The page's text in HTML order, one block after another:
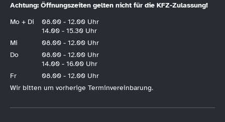
Achtung: Öffnungszeiten gelten nicht für die KFZ-Zulassung!
Mo + Di
08.00 - 12.00 Uhr
14.00 - 15.30 Uhr
Mi
08.00 - 12.00 Uhr
Do
08.00 - 12.00 Uhr
14.00 - 16.00 Uhr
Fr
08.00 - 12.00 Uhr
Wir bitten um vorherige Terminvereinbarung.